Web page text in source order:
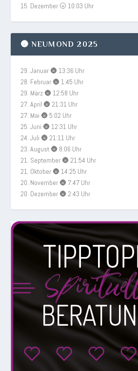
15. Dezember 🌝 10:03 Uhr
🌚 NEUMOND 2025
29. Januar 🌚 13:36 Uhr
28. Februar 🌚 1:45 Uhr
29. März 🌚 12:58 Uhr
27. April 🌚 21:31 Uhr
27. Mai 🌚 5:02 Uhr
25. Juni 🌚 12:31 Uhr
24. Juli 🌚 21:11 Uhr
23. August 🌚 8:06 Uhr
21. September 🌚 21:54 Uhr
21. Oktober 🌚 14:25 Uhr
20. November 🌚 7:47 Uhr
20. Dezember 🌚 2:43 Uhr